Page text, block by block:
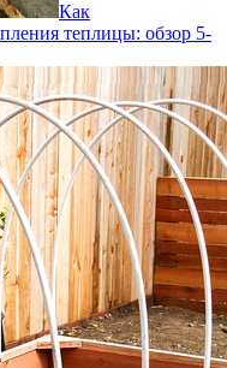
Как
теплицы: обзор 5-